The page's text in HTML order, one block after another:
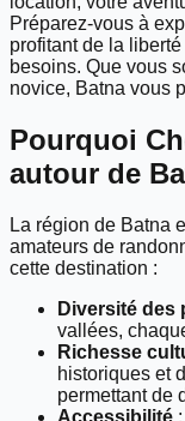
Préparez-vous à
profitant de la
besoins. Que vous
novice, Batna vous
Pourquoi
autour de
La région de Batna
amateurs de
cette destination :
Diversité des
vallées,
Richesse
historiques et
permettant de
Accessibilité